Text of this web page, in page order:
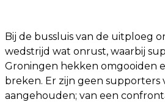
Bij de bussluis van de uitploeg
wedstrijd wat onrust, waarbij
Groningen hekken omgooiden
breken. Er zijn geen supporters
aangehouden; van een